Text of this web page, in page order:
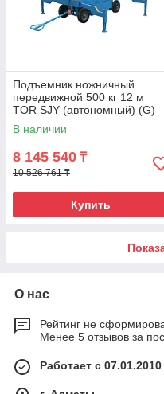
Подъемник ножничный
передвижной 500 кг 12 м
TOR SJY (автономный) (G)
В наличии
8 145 540 ₸
10 526 761 ₸
Купить
О нас
Рейтинг не
Менее 5 отзывов за
Работает с 07.01.2010